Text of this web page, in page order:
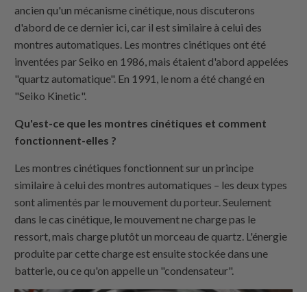
ancien qu'un mécanisme cinétique, nous discuterons
d'abord de ce dernier ici, car il est similaire à celui des
montres automatiques. Les montres cinétiques ont été
inventées par Seiko en 1986, mais étaient d'abord appelées
"quartz automatique". En 1991, le nom a été changé en
"Seiko Kinetic".
Qu'est-ce que les montres cinétiques et comment
fonctionnent-elles ?
Les montres cinétiques fonctionnent sur un principe
similaire à celui des montres automatiques – les deux types
sont alimentés par le mouvement du porteur. Seulement
dans le cas cinétique, le mouvement ne charge pas le
ressort, mais charge plutôt un morceau de quartz. L'énergie
produite par cette charge est ensuite stockée dans une
batterie, ou ce qu'on appelle un "condensateur".